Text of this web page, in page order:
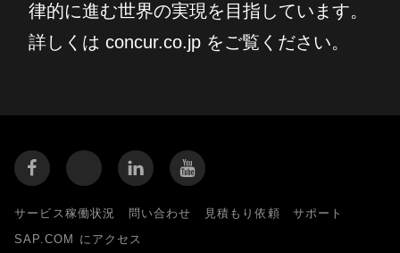
律的に進む世界の実現を目指しています。
詳しくは concur.co.jp をご覧ください。
サービス稼働状況 問い合わせ 見積もり依頼
サポート
SAP.COM にアクセス